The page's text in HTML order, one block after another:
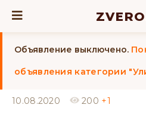
Объявление выключено.
объявления категории
10.08.2020 200 +1